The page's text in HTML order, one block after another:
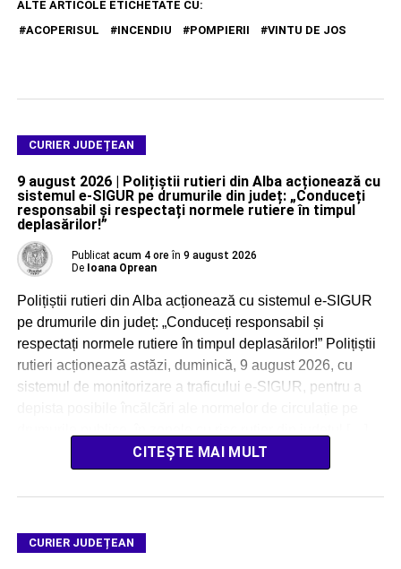
ALTE ARTICOLE ETICHETATE CU:
ACOPERISUL
INCENDIU POMPIERII VINTU DE JOS
CURIER JUDEȚEAN
9 august 2026 | Polițiștii rutieri din Alba acționează cu
sistemul e-SIGUR pe drumurile din județ: „Conduceți
responsabil și respectați normele rutiere în timpul
deplasărilor!”
Publicat acum 4 ore în 9 august 2026
De Ioana Oprean
Polițiștii rutieri din Alba acționează cu sistemul e-SIGUR
pe drumurile din județ: „Conduceți responsabil și
respectați normele rutiere în timpul deplasărilor!” Polițiștii
rutieri acționează astăzi, duminică, 9 august 2026, cu
sistemul de monitorizare a traficului e-SIGUR, pentru a
CITEȘTE MAI MULT
CURIER JUDEȚEAN